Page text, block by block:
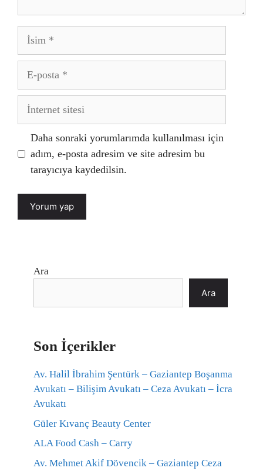
İsim
posta
İnternet
Daha sonraki yorumlarımda kullanılması için
adım, e-posta adresim ve site adresim bu
tarayıcıya kaydedilsin.
Ara
Ara
Son İçerikler
Av. Halil İbrahim Şentürk – Gaziantep Boşanma
Avukatı – Bilişim Avukatı – Ceza Avukatı – İcra
Avukatı
Güler Kıvanç Beauty Center
ALA Food Cash – Carry
Av. Mehmet Akif Dövencik – Gaziantep Ceza